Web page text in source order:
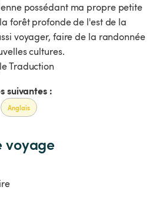
possédant ma propre petite
forêt profonde de l'est de la
voyager, faire de la randonnée
cultures.
Traduction
suivantes :
Anglais
voyage